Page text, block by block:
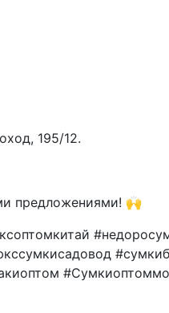
195/12.
предложениями! 🙌